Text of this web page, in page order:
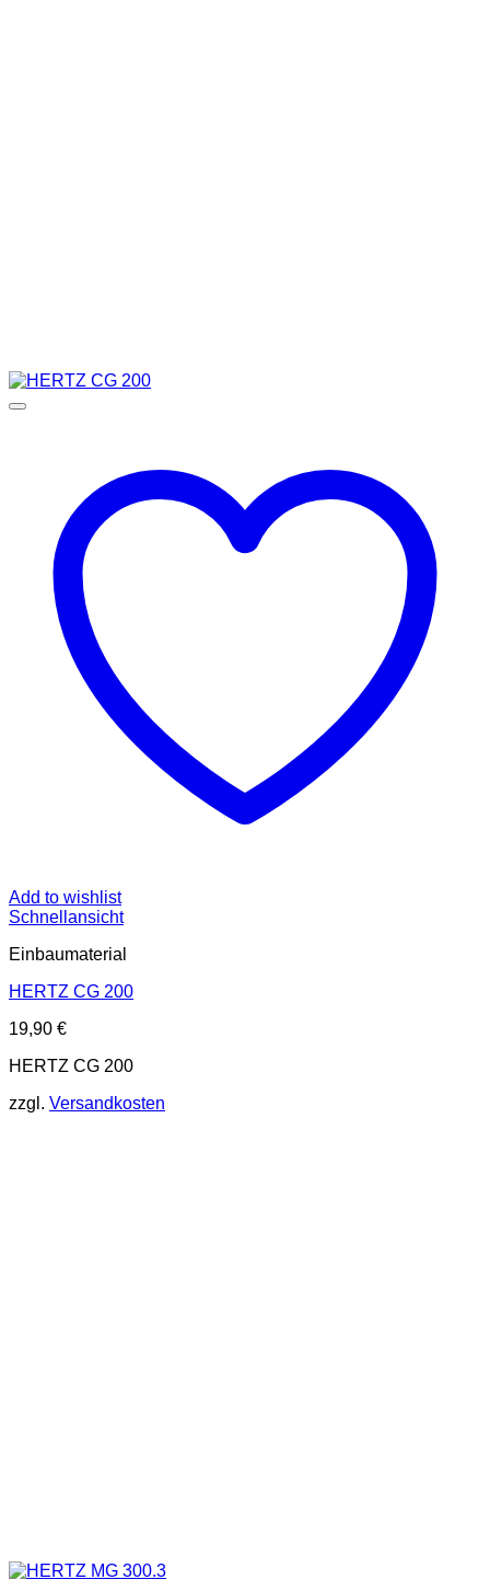
Add to wishlist
Schnellansicht
Einbaumaterial
HERTZ CG 200
19,90 €
HERTZ CG 200
zzgl. Versandkosten